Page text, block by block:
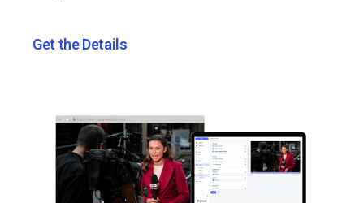
Get the Details